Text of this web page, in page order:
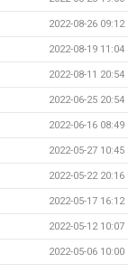
2022-08-26 09:12
2022-08-19 11:04
2022-08-11 20:54
2022-06-25 20:54
2022-06-16 08:49
2022-05-27 10:45
2022-05-22 20:16
2022-05-17 16:12
2022-05-12 10:07
2022-05-06 10:00